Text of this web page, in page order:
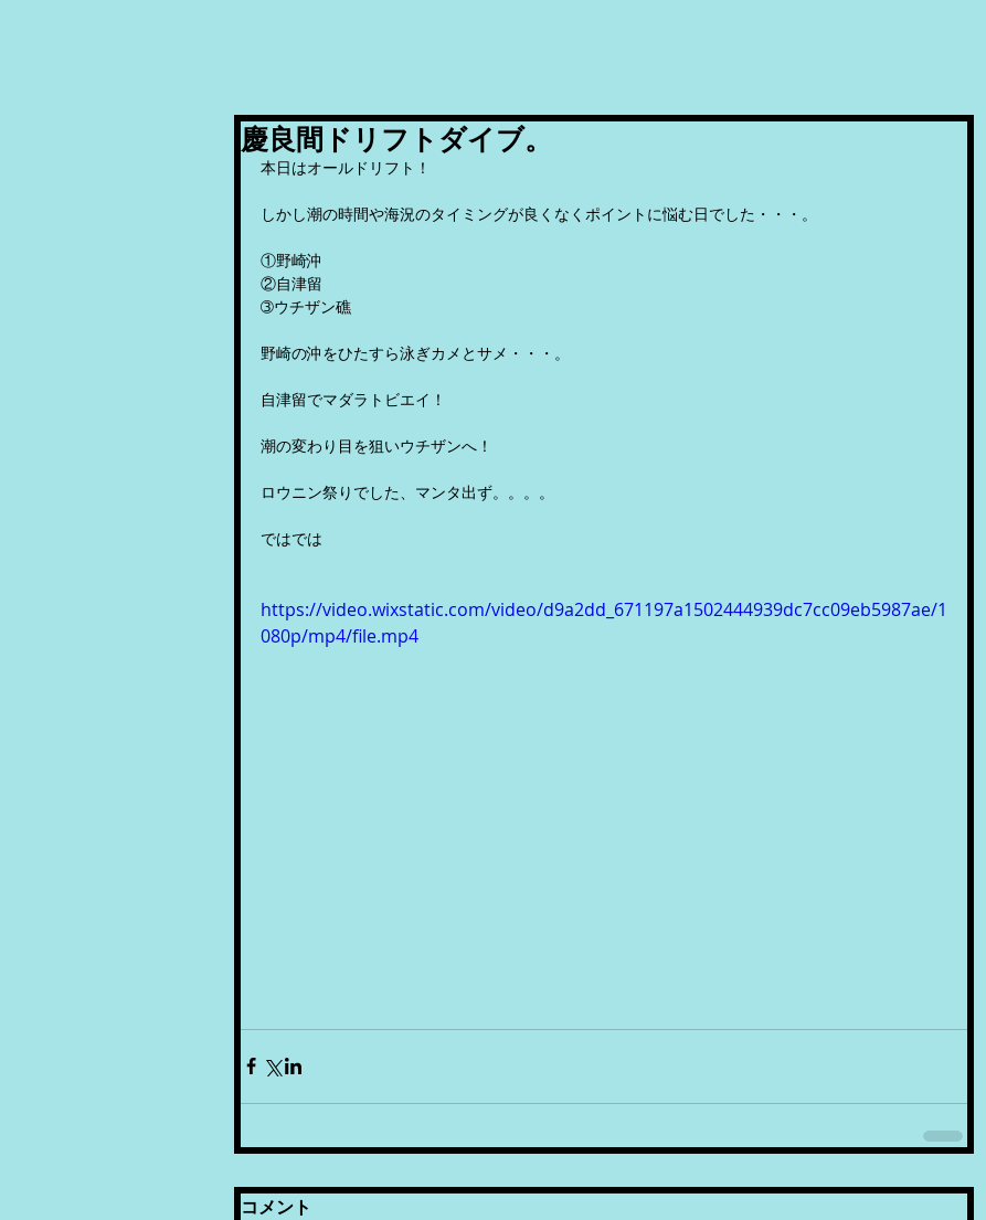
慶良間ドリフトダイブ。
本日はオールドリフト！
しかし潮の時間や海況のタイミングが良くなくポイントに悩む日でした・・・。
①野崎沖
②自津留
➂ウチザン礁
野崎の沖をひたすら泳ぎカメとサメ・・・。
自津留でマダラトビエイ！
潮の変わり目を狙いウチザンへ！
ロウニン祭りでした、マンタ出ず。。。。
ではでは
https://video.wixstatic.com/video/d9a2dd_671197a1502444939dc7cc09eb5987ae/1
080p/mp4/file.mp4
コメント